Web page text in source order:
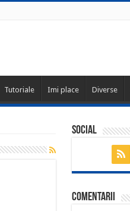
Tutoriale Imi place Diverse
Social
Comentarii